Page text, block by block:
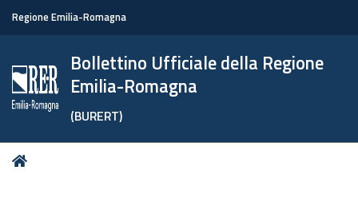
Regione Emilia-Romagna
Bollettino Ufficiale della Regione
Emilia-Romagna
(BURERT)
Tu